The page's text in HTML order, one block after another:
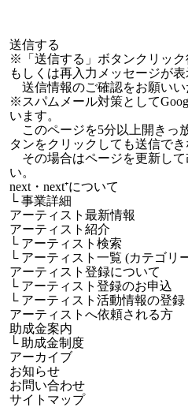
※「送信する」ボタンクリッ
もしくは再入力メッセージが表
送信情報のご確認をお願いい
※スパムメール対策として
います。
このページを5分以上開きっ
タンをクリックしても送信でき
その場合はページを更新して
い。
next・next⁺について
└事業詳細
アーティスト最新情報
アーティスト紹介
└ アーティスト検索
└ アーティスト一覧 (カテゴリ
アーティスト登録について
└ アーティスト登録のお申込
└ アーティスト活動情報の登録
アーティストへ依頼される方
助成金案内
└ 助成金制度
アーカイブ
お知らせ
お問い合わせ
サイトマップ